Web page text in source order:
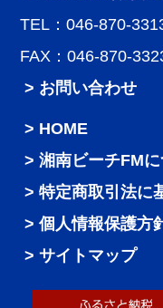
TEL：046-870-
FAX：046-870-
> お問い合わせ
HOME
湘南ビーチFM
特定商取引法に
個人情報保護方
サイトマップ